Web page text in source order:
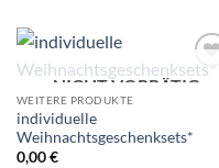
Add to
NICHT VORRÄTIG
WEITERE PRODUKTE
individuelle
Weihnachtsgeschenksets*
0,00€